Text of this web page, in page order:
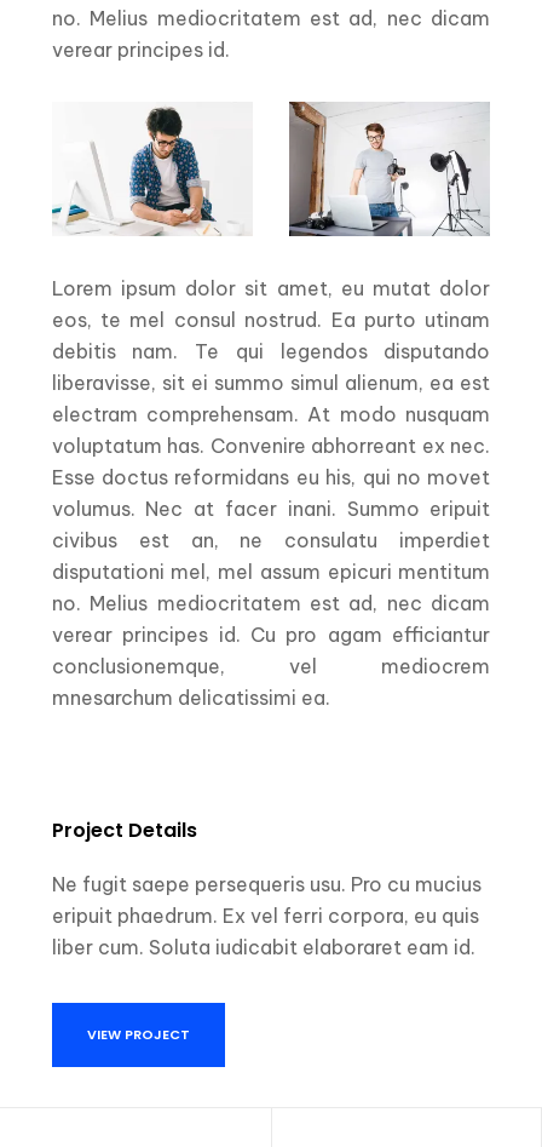
no. Melius mediocritatem est ad, nec dicam
verear principes id.
Lorem ipsum dolor sit amet, eu mutat dolor
eos, te mel consul nostrud. Ea purto utinam
debitis nam. Te qui legendos disputando
liberavisse, sit ei summo simul alienum, ea est
electram comprehensam. At modo nusquam
voluptatum has. Convenire abhorreant ex nec.
Esse doctus reformidans eu his, qui no movet
volumus. Nec at facer inani. Summo eripuit
civibus est an, ne consulatu imperdiet
disputationi mel, mel assum epicuri mentitum
no. Melius mediocritatem est ad, nec dicam
verear principes id. Cu pro agam efficiantur
conclusionemque, vel mediocrem
mnesarchum delicatissimi ea.
Project Details
Ne fugit saepe persequeris usu. Pro cu mucius
eripuit phaedrum. Ex vel ferri corpora, eu quis
liber cum. Soluta iudicabit elaboraret eam id.
VIEW PROJECT